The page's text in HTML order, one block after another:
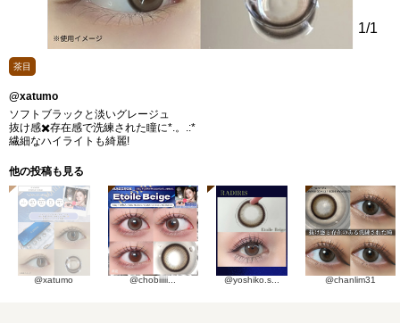
1/1
茶目
@xatumo
ソフトブラックと淡いグレージュ
抜け感✖️存在感で洗練された瞳に*.。.:*
繊細なハイライトも綺麗!
他の投稿も見る
@xatumo @chobiiiii... @yoshiko.s... @chanlim31